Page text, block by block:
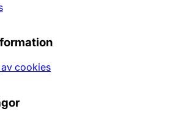
cookies